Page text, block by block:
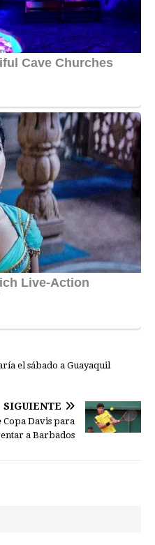
el sábado a Guayaquil
SIGUIENTE
Davis para
a Barbados